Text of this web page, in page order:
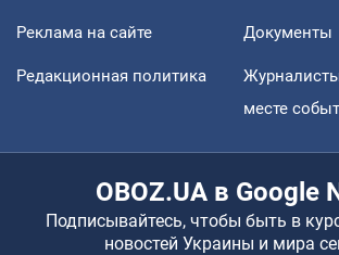
Реклама на сайте Документы
Редакционная политика
месте
OBOZ.UA в Google
Подписывайтесь, чтобы быть в
новостей Украины и мира